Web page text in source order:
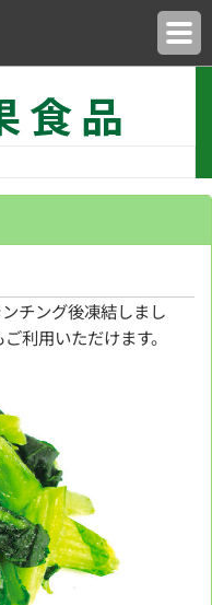
チング後凍結しまし
利用いただけます。